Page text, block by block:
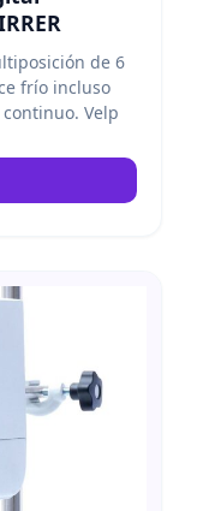
de 6
frío incluso
Velp